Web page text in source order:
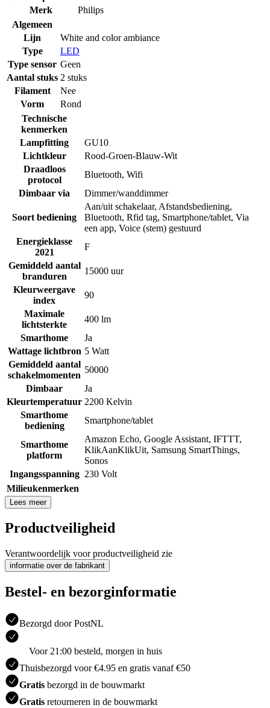
Merk
Philips
Algemeen
Lijn
White and color ambiance
Type
LED
Type sensor Geen
Aantal stuks 2 stuks
Filament
Nee
Vorm
Rond
Technische
kenmerken
Lampfitting
GU10
Lichtkleur
Rood-Groen-Blauw-Wit
Draadloos
protocol
Bluetooth, Wifi
Dimbaar via
Dimmer/wanddimmer
Soort bediening
Aan/uit schakelaar, Afstandsbediening,
Bluetooth, Rfid tag, Smartphone/tablet, Via
een app, Voice (stem) gestuurd
Energieklasse
2021
F
Gemiddeld aantal
branduren
15000 uur
Kleurweergave
index
90
Maximale
lichtsterkte
400 lm
Smarthome
Ja
Wattage lichtbron 5 Watt
Gemiddeld aantal
schakelmomenten
50000
Dimbaar
Ja
Kleurtemperatuur 2200 Kelvin
Smarthome
bediening
Smartphone/tablet
Smarthome
platform
Amazon Echo, Google Assistant, IFTTT,
KlikAanKlikUit, Samsung SmartThings,
Sonos
Ingangsspanning 230 Volt
Milieukenmerken
Lees meer
Productveiligheid
Verantwoordelijk voor productveiligheid zie
informatie over de fabrikant
Bestel- en bezorginformatie
Bezorgd door PostNL
Voor 21:00 besteld, morgen in huis
Thuisbezorgd voor €4.95 en gratis vanaf €50
Gratis bezorgd in de bouwmarkt
Gratis retourneren in de bouwmarkt